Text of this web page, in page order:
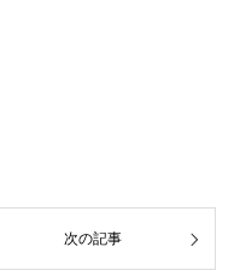
次の記事